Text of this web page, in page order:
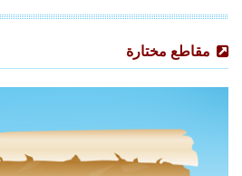
مقاطع مختارة